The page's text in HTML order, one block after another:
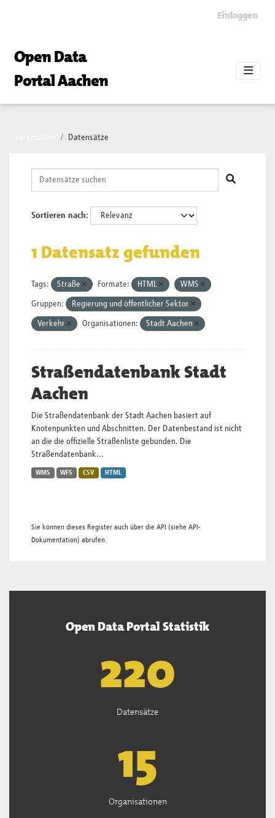
Einloggen
Open Data
Portal Aachen
Datensätze
Sortieren nach
1 Datensatz gefunden
Tags: Straße Formate: HTML WMS
Gruppen: Regierung und öffentlicher Sektor
Verkehr Organisationen: Stadt Aachen
Straßendatenbank Stadt
Aachen
Die Straßendatenbank der Stadt Aachen basiert auf
Knotenpunkten und Abschnitten. Der Datenbestand ist nicht
an die die offizielle Straßenliste gebunden. Die
Straßendatenbank...
WMS WFS CSV HTML
Sie können dieses Register auch über die API (siehe API-
Dokumentation) abrufen.
Open Data Portal Statistik
222
Datensätze
15
Organisationen